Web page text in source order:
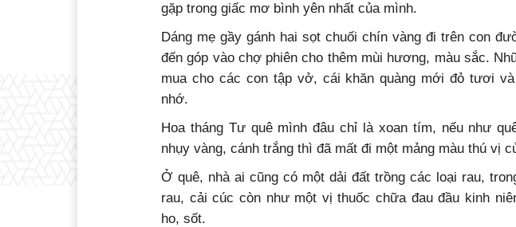
gặp trong giấc mơ bình yên nhất của mình.
Dáng mẹ gầy gánh hai sọt chuối chín vàng đi trên con
đến góp vào chợ phiên cho thêm mùi hương, màu sắc.
mua cho các con tập vở, cái khăn quàng mới đỏ tươi
nhớ.
Hoa tháng Tư quê mình đâu chỉ là xoan tím, nếu như
nhụy vàng, cánh trắng thì đã mất đi một mảng màu thú vị
Ở quê, nhà ai cũng có một dải đất trồng các loại rau,
rau, cải cúc còn như một vị thuốc chữa đau đầu kinh
ho, sốt.